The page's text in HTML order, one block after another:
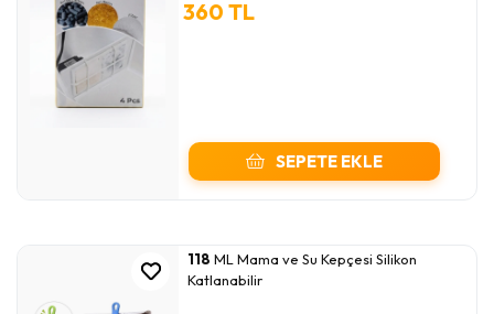
360 TL
SEPETE EKLE
118 ML Mama ve Su Kepçesi Silikon
Katlanabilir